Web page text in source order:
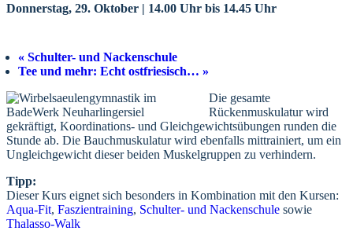
Donnerstag, 29. Oktober | 14.00 Uhr bis 14.45 Uhr
« Schulter- und Nackenschule
Tee und mehr: Echt ostfriesisch… »
Die gesamte
Rückenmuskulatur wird
gekräftigt, Koordinations- und Gleichgewichtsübungen runden die
Stunde ab. Die Bauchmuskulatur wird ebenfalls mittrainiert, um ein
Ungleichgewicht dieser beiden Muskelgruppen zu verhindern.
Tipp:
Dieser Kurs eignet sich besonders in Kombination mit den Kursen:
Aqua-Fit, Faszientraining, Schulter- und Nackenschule sowie
Thalasso-Walk